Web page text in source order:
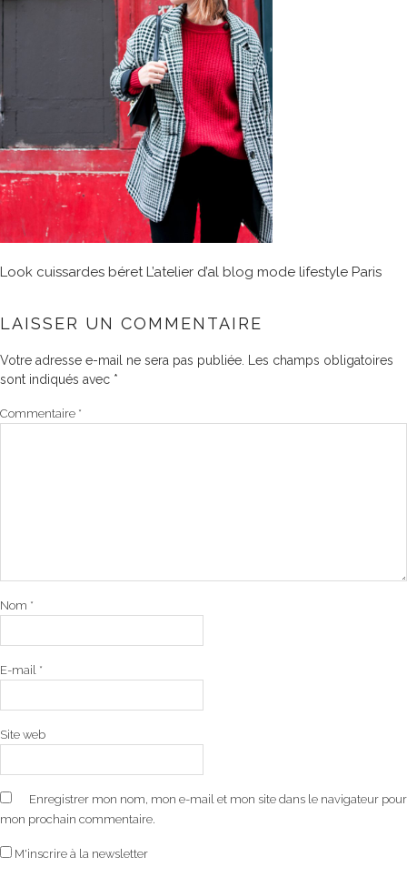
Look cuissardes béret L’atelier d’al blog mode lifestyle Paris
LAISSER UN COMMENTAIRE
Votre adresse e-mail ne sera pas publiée.
Les champs obligatoires
sont indiqués avec *
Commentaire *
Nom *
E-mail *
Site web
Enregistrer mon nom, mon e-mail et mon site dans le navigateur pour
mon prochain commentaire.
M'inscrire à la newsletter